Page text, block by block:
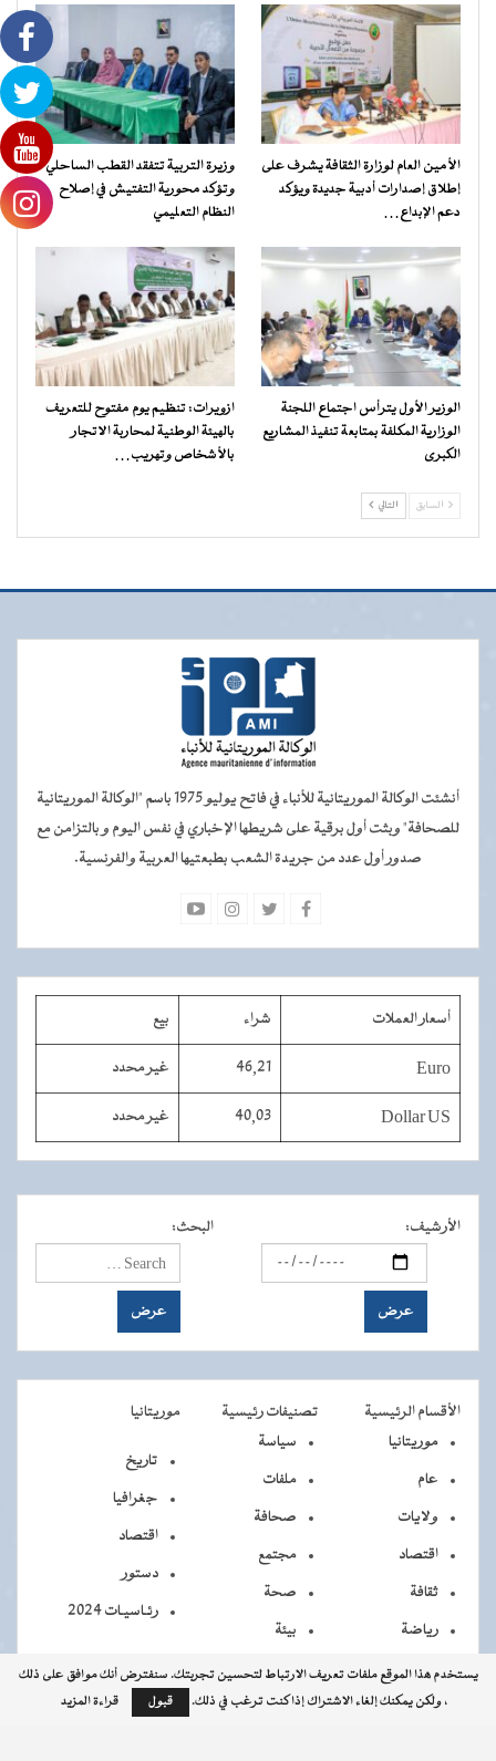
الأمين العام لوزارة الثقافة يشرف على
إطلاق إصدارات أدبية جديدة ويؤكد
دعم الإبداع…
وزيرة التربية تتفقد القطب الساحلي
وتؤكد محورية التفتيش في إصلاح
النظام التعليمي
الوزير الأول يترأس اجتماع اللجنة
الوزارية المكلفة بمتابعة تنفيذ المشاريع
الكبرى
ازويرات: تنظيم يوم مفتوح للتعريف
بالهيئة الوطنية لمحاربة الاتجار
بالأشخاص وتهريب…
السابق التالي
أنشئت الوكالة الموريتانية للأنباء في فاتح يوليو 1975 باسم "الوكالة الموريتانية
للصحافة" وبثت أول برقية على شريطها الإخباري في نفس اليوم و بالتزامن مع
صدور أول عدد من جريدة الشعب بطبعتيها العربية والفرنسية.
أسعار العملات شراء بيع
Euro
46,21 غير محدد
Dollar US
40,03 غير محدد
الأرشيف: البحث:
الأقسام الرئيسية تصنيفات رئيسية
موريتانيا
موريتانيا
عام
ولايات
اقتصاد
ثقافة
رياضة
سياسة
ملفات
صحافة
مجتمع
صحة
بيئة
تاريخ
جغرافيا
اقتصاد
دستور
رئـاسيـات 2024
يستخدم هذا الموقع ملفات تعريف الارتباط لتحسين تجربتك. سنفترض أنك موافق على ذلك
، ولكن يمكنك إلغاء الاشتراك إذا كنت ترغب في ذلك.
قبول قراءة المزيد